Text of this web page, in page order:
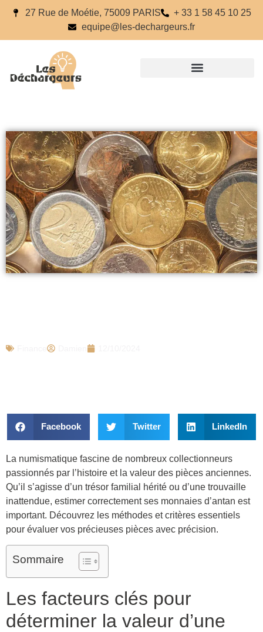
27 Rue de Moétie, 75009 PARIS
+ 33 1 58 45 10 25
equipe@les-dechargeurs.fr
Facebook Twitter LinkedIn
La numismatique fascine de nombreux collectionneurs
passionnés par l’histoire et la valeur des pièces anciennes.
Qu’il s’agisse d’un trésor familial hérité ou d’une trouvaille
inattendue, estimer correctement ses monnaies d’antan est
important. Découvrez les méthodes et critères essentiels
pour évaluer vos précieuses pièces avec précision.
Sommaire
Les facteurs clés pour
déterminer la valeur d’une